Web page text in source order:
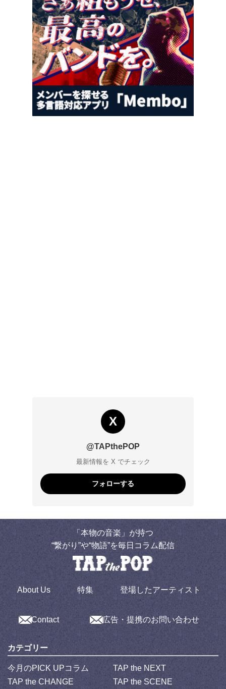
X
@TAPthePOP
最新情報を X でチェック
フォローする
「本物の音楽」が持つ
“繋がり”や“物語”を毎日コラム配信
About Us 特集 登場したアーティスト
Contact 広告・提携のお問い合わせ
カテゴリー
今月のPICK UPコラム
TAP the NEXT
TAP the CHANGE
TAP the SCENE